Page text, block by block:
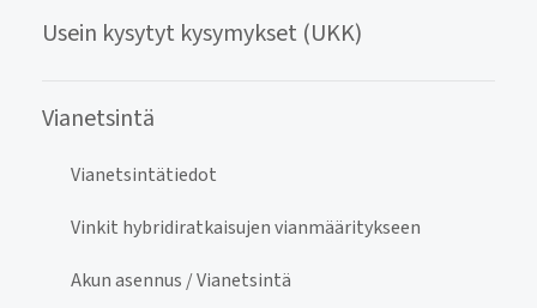
Usein kysytyt kysymykset (UKK)
Vianetsintä
Vianetsintätiedot
Vinkit hybridiratkaisujen vianmääritykseen
Akun asennus / Vianetsintä